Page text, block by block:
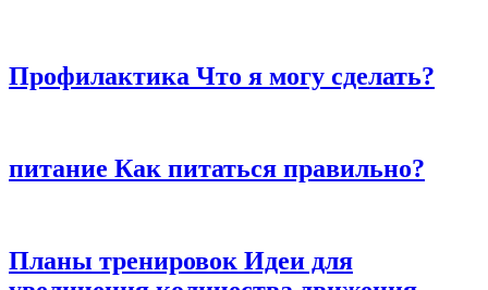
Профилактика Что я могу сделать?
питание Как питаться правильно?
Планы тренировок Идеи для